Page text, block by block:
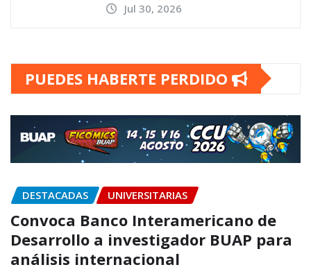
Jul 30, 2026
PUEDES HABERTE PERDIDO
DESTACADAS UNIVERSITARIAS
Convoca Banco Interamericano de
Desarrollo a investigador BUAP para
análisis internacional